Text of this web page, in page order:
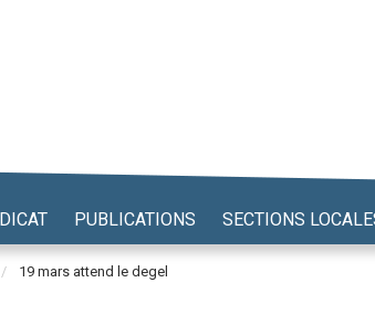
PUBLICATIONS SECTIONS
19 mars attend le degel